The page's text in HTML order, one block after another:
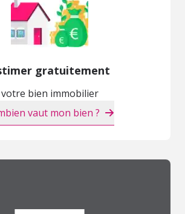
gratuitement
votre bien immobilier
vaut mon bien ?